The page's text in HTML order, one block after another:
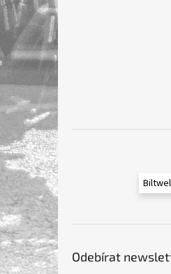
Odebírat